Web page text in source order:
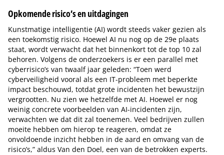
Opkomende risico’s en uitdagingen
Kunstmatige intelligentie (AI) wordt steeds vaker gezien als
een toekomstig risico. Hoewel AI nu nog op de 29e plaats
staat, wordt verwacht dat het binnenkort tot de top 10 zal
behoren. Volgens de onderzoekers is er een parallel met
cyberrisico’s van twaalf jaar geleden: “Toen werd
cyberveiligheid vooral als een IT-probleem met beperkte
impact beschouwd, totdat grote incidenten het bewustzijn
vergrootten. Nu zien we hetzelfde met AI. Hoewel er nog
weinig concrete voorbeelden van AI-incidenten zijn,
verwachten we dat dit zal toenemen. Veel bedrijven zullen
moeite hebben om hierop te reageren, omdat ze
onvoldoende inzicht hebben in de aard en omvang van de
risico’s,” aldus Van den Doel, een van de betrokken experts.